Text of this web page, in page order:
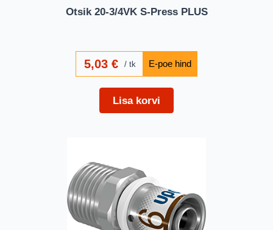
Otsik 20-3/4VK S-Press PLUS
5,03€ tk
Lisa korvi